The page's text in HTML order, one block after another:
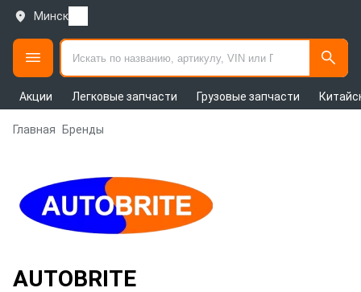
Минск
Акции Легковые запчасти Грузовые запчасти
Главная Бренды
AUTOBRITE